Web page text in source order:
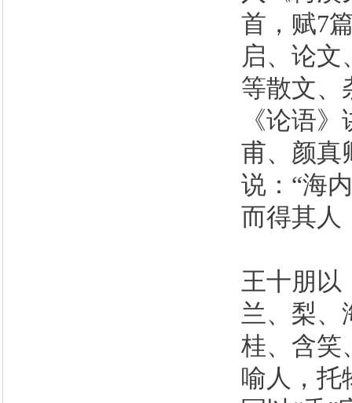
首，赋7
启、论文
等散文、
《论语
甫、颜真
说：“海
而得其人
王十朋以
兰、梨、
桂、含笑
喻人，托